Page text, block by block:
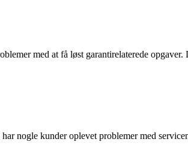
med at få løst garantirelaterede
nogle kunder oplevet problemer med